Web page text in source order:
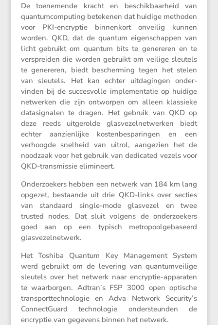
De toene­mende kracht en beschik­baar­heid van
quantum­com­pu­ting betekenen dat huidige methoden
voor PKI-encryptie binnen­kort onveilig kunnen
worden. QKD, dat de quantum eigen­schappen van
licht gebruikt om quantum bits te genereren en te
verspreiden die worden gebruikt om veilige sleutels
te genereren, biedt bescher­ming tegen het stelen
van sleutels. Het kan echter uitda­gingen onder­
vinden bij de succes­volle imple­men­tatie op huidige
netwerken die zijn ontworpen om alleen klassieke
datasig­nalen te dragen. Het gebruik van QKD op
deze reeds uitge­rolde glasve­zel­net­werken biedt
echter aanzien­lijke kosten­be­spa­ringen en een
verhoogde snelheid van uitrol, aange­zien het de
noodzaak voor het gebruik van dedicated vezels voor
QKD-trans­missie elimineert.
Onder­zoe­kers hebben een netwerk van 184 km lang
opgezet, bestaande uit drie QKD-links over secties
van standaard single-mode glasvezel en twee
trusted nodes. Dat sluit volgens de onder­zoe­kers
goed aan op een typisch metro­pool­ge­ba­seerd
glasvezelnetwerk.
Het Toshiba Quantum Key Manage­ment System
werd gebruikt om de levering van quantum­vei­lige
sleutels over het netwerk naar encryptie-apparaten
te waarborgen. Adtran’s FSP 3000 open optische
trans­port­tech­no­logie en Adva Network Security’s
Connect­Guard techno­logie onder­steunden de
encryptie van gegevens binnen het netwerk.